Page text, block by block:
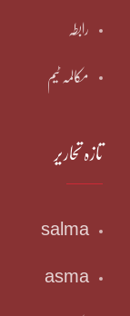
رابطہ
مکالمہ ٹیم
تازہ تحاریر
salma
asma